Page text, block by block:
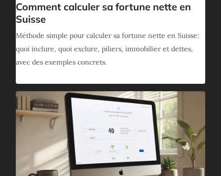
Comment calculer sa fortune nette en
Suisse
Méthode simple pour calculer sa fortune nette en Suisse:
quoi inclure, quoi exclure, piliers, immobilier et dettes,
avec des exemples concrets.